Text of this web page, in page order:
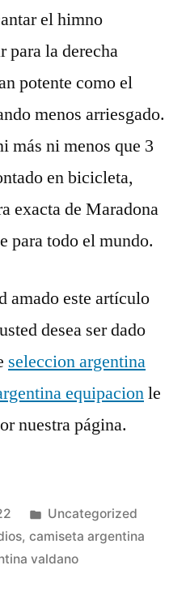
el himno
para la derecha
potente como el
menos arriesgado.
más ni menos que 3
en bicicleta,
exacta de Maradona
para todo el mundo.
amado este artículo
desea ser dado
seleccion argentina
equipacionle
nuestra página.
Publicado
en
Uncategorized
, camiseta argentina
valdano